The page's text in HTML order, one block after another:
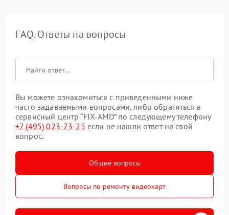
FAQ. Ответы на вопросы
Вы можете ознакомиться с приведенными ниже
часто задаваемыми вопросами, либо обратиться в
сервисный центр “FIX-AMD” по следующему телефону
+7 (495) 023-73-25 если не нашли ответ на свой
вопрос.
Общие вопросы
Вопросы по ремонту видеокарт